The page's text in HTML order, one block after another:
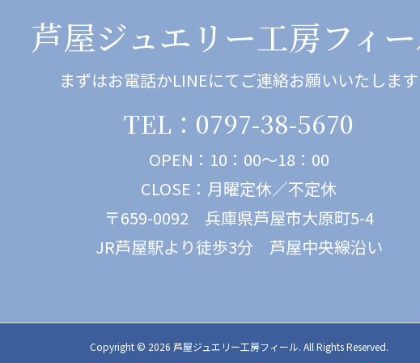
芦屋ジュエリー工房フィ
まずはお電話かLINEにてご連絡お願いいたします
TEL：0797-38-5670
OPEN：10：00～18：00
CLOSE：月曜定休／不定休
〒659-0092 兵庫県芦屋市大原町5-4
JR芦屋駅より徒歩3分 芦屋中央線沿い
Copyright © 2026 芦屋ジュエリー工房フィール. All Rights Reserved.